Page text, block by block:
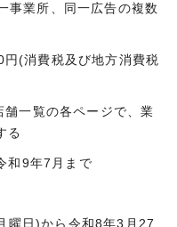
同一広告の複数
費税及び地方消費税
一覧の各ページで、業
る
9年7月まで
日)から令和8年3月27